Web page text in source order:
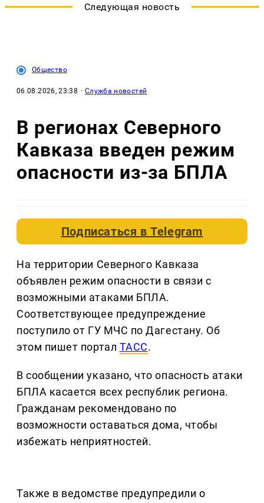
Следующая новость
Общество
06.08.2026, 23:38 · Служба новостей
В регионах Северного
Кавказа введен режим
опасности из-за БПЛА
Подписаться вTelegram
На территории Северного Кавказа
объявлен режим опасности в связи с
возможными атаками БПЛА.
Соответствующее предупреждение
поступило от ГУ МЧС по Дагестану. Об
этом пишет портал ТАСС.
В сообщении указано, что опасность атаки
БПЛА касается всех республик региона.
Гражданам рекомендовано по
возможности оставаться дома, чтобы
избежать неприятностей.
Также в ведомстве предупредили о